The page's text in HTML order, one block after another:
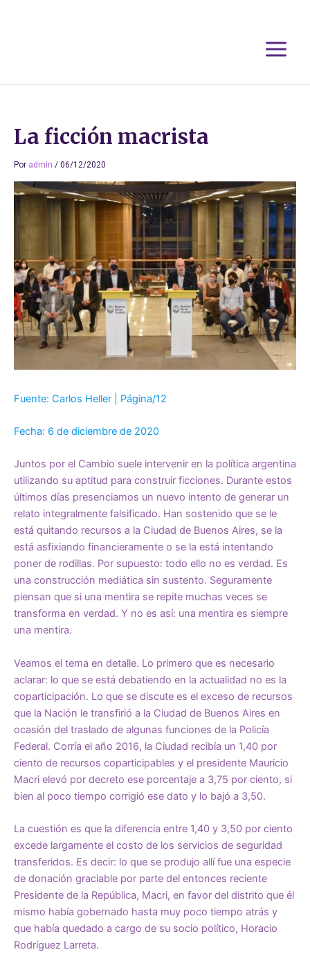
La ficción macrista
Por admin / 06/12/2020
Fuente: Carlos Heller | Página/12
Fecha: 6 de diciembre de 2020
Juntos por el Cambio suele intervenir en la política argentina
utilizando su aptitud para construir ficciones. Durante estos
últimos días presenciamos un nuevo intento de generar un
relato integralmente falsificado. Han sostenido que se le
está quitando recursos a la Ciudad de Buenos Aires, se la
está asfixiando financieramente o se la está intentando
poner de rodillas. Por supuesto: todo ello no es verdad. Es
una construcción mediática sin sustento. Seguramente
piensan que si una mentira se repite muchas veces se
transforma en verdad. Y no es así: una mentira es siempre
una mentira.
Veamos el tema en detalle. Lo primero que es necesario
aclarar: lo que se está debatiendo en la actualidad no es la
coparticipación. Lo que se discute es el exceso de recursos
que la Nación le transfirió a la Ciudad de Buenos Aires en
ocasión del traslado de algunas funciones de la Policía
Federal. Corría el año 2016, la Ciudad recibía un 1,40 por
ciento de recursos coparticipables y el presidente Mauricio
Macri elevó por decreto ese porcentaje a 3,75 por ciento, si
bien al poco tiempo corrigió ese dato y lo bajó a 3,50.
La cuestión es que la diferencia entre 1,40 y 3,50 por ciento
excede largamente el costo de los servicios de seguridad
transferidos. Es decir: lo que se produjo allí fue una especie
de donación graciable por parte del entonces reciente
Presidente de la República, Macri, en favor del distrito que él
mismo había gobernado hasta muy poco tiempo atrás y
que había quedado a cargo de su socio político, Horacio
Rodríguez Larreta.